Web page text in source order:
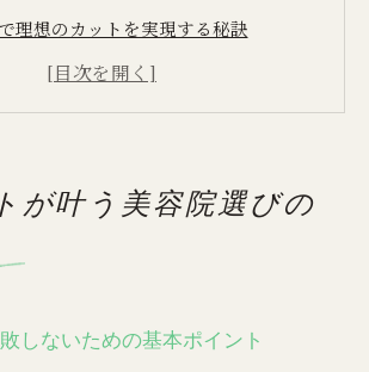
理想のカットを実現する秘訣
重視の美容院選びで後悔しないコツ
カット技術に注目するべき理由
料金の目安と賢い比較法
院と高い美容院の違いを見抜く視点
が叶う美容院選びの
しないための基本ポイント